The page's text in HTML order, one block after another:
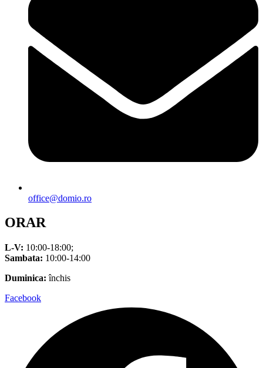
office@domio.ro
ORAR
L-V: 10:00-18:00;
Sambata: 10:00-14:00
Duminica: închis
Facebook